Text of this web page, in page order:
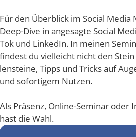
Für den Über­blick im Social Media
Deep-Dive in ange­sag­te Social
Tok und Lin­ke­dIn. In mei­nen
fin­dest du viel­leicht nicht den
len­stei­ne, Tipps und Tricks auf
und sofor­ti­gem Nutzen.
Als Prä­senz, Online-Semi­nar oder
hast die Wahl.